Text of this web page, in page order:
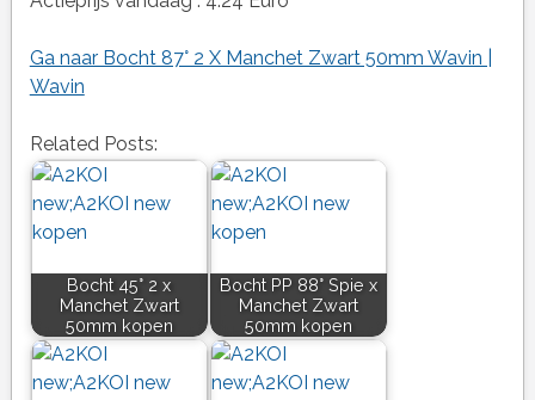
Ga naar Bocht 87° 2 X Manchet Zwart 50mm Wavin |
Wavin
Related Posts:
Bocht 45° 2 x
Manchet Zwart
50mm kopen
Bocht PP 88° Spie x
Manchet Zwart
50mm kopen